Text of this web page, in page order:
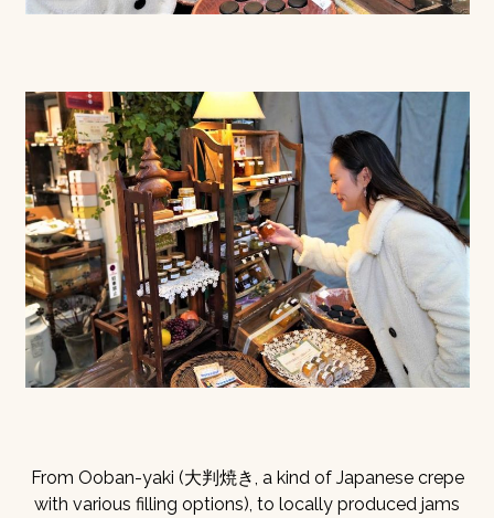
From Ooban-yaki (大判焼き, a kind of Japanese crepe
with various filling options), to locally produced jams